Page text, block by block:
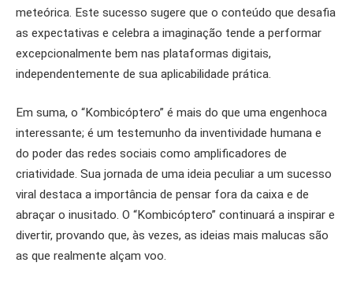
meteórica. Este sucesso sugere que o conteúdo que desafia
as expectativas e celebra a imaginação tende a performar
excepcionalmente bem nas plataformas digitais,
independentemente de sua aplicabilidade prática.
Em suma, o “Kombicóptero” é mais do que uma engenhoca
interessante; é um testemunho da inventividade humana e
do poder das redes sociais como amplificadores de
criatividade. Sua jornada de uma ideia peculiar a um sucesso
viral destaca a importância de pensar fora da caixa e de
abraçar o inusitado. O “Kombicóptero” continuará a inspirar e
divertir, provando que, às vezes, as ideias mais malucas são
as que realmente alçam voo.